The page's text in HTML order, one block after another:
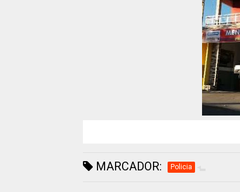
MARCADOR: Policia